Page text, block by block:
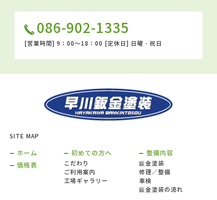
086-902-1335
[営業時間] 9：00～18：00 [定休日] 日曜・祝日
SITE MAP
ホーム
価格表
初めての方へ
こだわり
ご利用案内
工場ギャラリー
整備内容
鈑金塗装
修理／整備
車検
鈑金塗装の流れ